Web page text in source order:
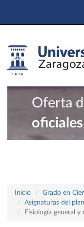
Oferta
oficiales
Inicio
Grado en
Asignaturas del
Fisiología general